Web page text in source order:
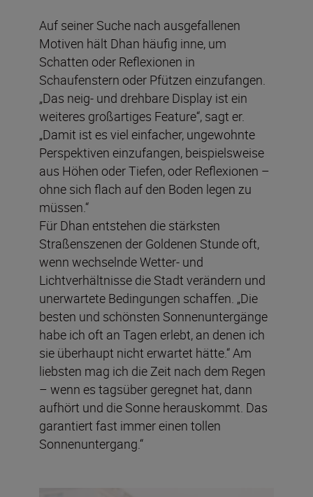
Auf seiner Suche nach ausgefallenen
Motiven hält Dhan häufig inne, um
Schatten oder Reflexionen in
Schaufenstern oder Pfützen einzufangen.
„Das neig- und drehbare Display ist ein
weiteres großartiges Feature“, sagt er.
„Damit ist es viel einfacher, ungewohnte
Perspektiven einzufangen, beispielsweise
aus Höhen oder Tiefen, oder Reflexionen –
ohne sich flach auf den Boden legen zu
müssen.“
Für Dhan entstehen die stärksten
Straßenszenen der Goldenen Stunde oft,
wenn wechselnde Wetter- und
Lichtverhältnisse die Stadt verändern und
unerwartete Bedingungen schaffen. „Die
besten und schönsten Sonnenuntergänge
habe ich oft an Tagen erlebt, an denen ich
sie überhaupt nicht erwartet hätte.“ Am
liebsten mag ich die Zeit nach dem Regen
– wenn es tagsüber geregnet hat, dann
aufhört und die Sonne herauskommt. Das
garantiert fast immer einen tollen
Sonnenuntergang.“